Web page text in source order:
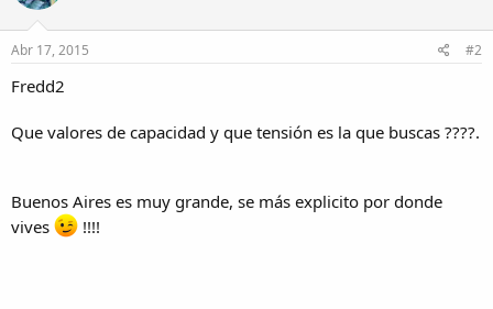
Abr 17, 2015 #2
Fredd2
Que valores de capacidad y que tensión es la que buscas ????.
Buenos Aires es muy grande, se más explicito por donde
vives
!!!!